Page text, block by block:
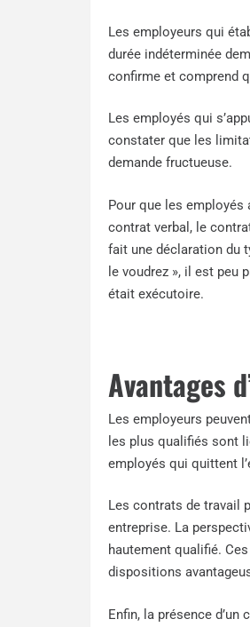
Les employeurs qui
durée indéterminée
confirme et comprend
Les employés qui
constater que les
demande fructueuse.
Pour que les
contrat verbal, le
fait une déclaration du
le voudrez », il est peu
était exécutoire.
Avantages
Les employeurs
les plus qualifiés sont
employés qui quittent
Les contrats de travail
entreprise. La
hautement qualifié.
dispositions
Enfin, la présence